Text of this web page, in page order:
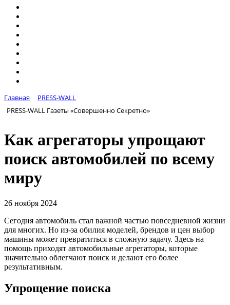
Главная
PRESS-WALL
PRESS-WALL Газеты «Совершенно Секретно»
Как агрегаторы упрощают
поиск автомобилей по всему
миру
26 ноября 2024
Сегодня автомобиль стал важной частью повседневной жизни
для многих. Но из-за обилия моделей, брендов и цен выбор
машины может превратиться в сложную задачу. Здесь на
помощь приходят автомобильные агрегаторы, которые
значительно облегчают поиск и делают его более
результативным.
Упрощение поиска